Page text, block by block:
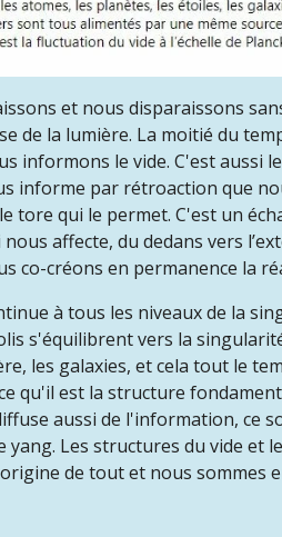
et nous disparaissons
de la lumière. La moitié du
informons le vide. C'est aussi
informe par rétroaction que
tore qui le permet. C'est un
affecte, du dedans vers
co-créons en permanence la
à tous les niveaux de la
s'équilibrent vers la
les galaxies, et cela tout le
qu'il est la structure
aussi de l'information, ce
yang. Les structures du vide et
de tout et nous sommes